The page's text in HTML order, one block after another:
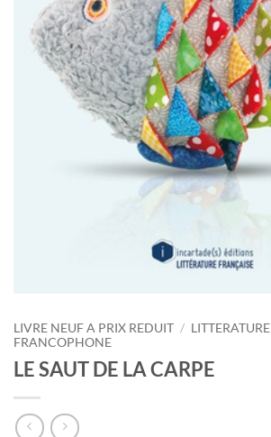
LIVRE NEUF A PRIX REDUIT / LITTERATURE
FRANCOPHONE
LE SAUT DE LA CARPE